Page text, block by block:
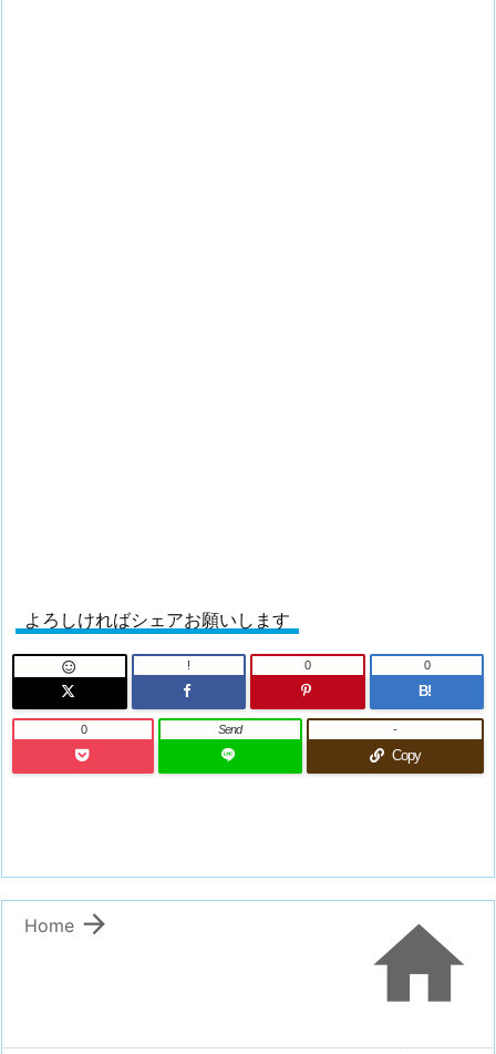
よろしければシェアお願いします
 ! 0
B!
0
0 Send
Copy
-


Home